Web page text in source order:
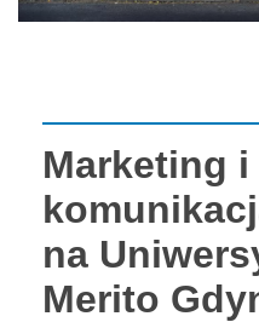
Marketing i
na
Merito